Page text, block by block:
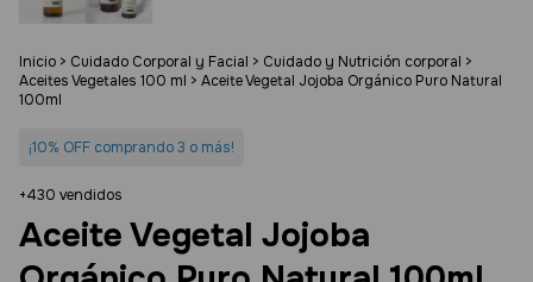
Inicio > Cuidado Corporal y Facial > Cuidado y Nutrición corporal >
Aceites Vegetales 100 ml > Aceite Vegetal Jojoba Orgánico Puro Natural
100ml
¡10% OFF comprando 3 o más!
+430 vendidos
Aceite Vegetal Jojoba